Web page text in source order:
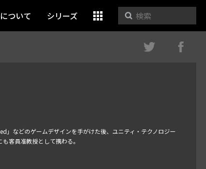
ついて シリーズ
」などのゲームデザインを手がけた後、ユニティ・テクノロジー
客員准教授として携わる。